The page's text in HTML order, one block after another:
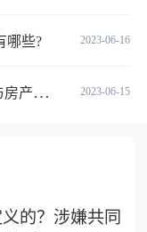
2023-06-16
哪些?
2023-06-15
吗？
的？涉嫌共同